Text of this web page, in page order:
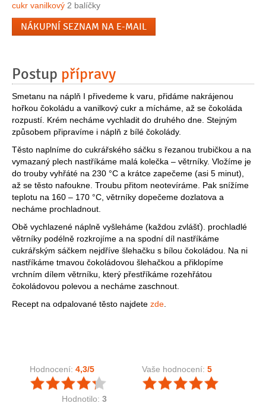
cukr vanilkový 2 balíčky
NÁKUPNÍ SEZNAM NA E-MAIL
Postup přípravy
Smetanu na náplň I přivedeme k varu, přidáme nakrájenou
hořkou čokoládu a vanilkový cukr a mícháme, až se čokoláda
rozpustí. Krém necháme vychladit do druhého dne. Stejným
způsobem připravíme i náplň z bílé čokolády.
Těsto naplníme do cukrářského sáčku s řezanou trubičkou a na
vymazaný plech nastříkáme malá kolečka – větrníky. Vložíme je
do trouby vyhřáté na 230 °C a krátce zapečeme (asi 5 minut),
až se těsto nafoukne. Troubu přitom neotevíráme. Pak snížíme
teplotu na 160 – 170 °C, větrníky dopečeme dozlatova a
necháme prochladnout.
Obě vychlazené náplně vyšleháme (každou zvlášť). prochladlé
větrníky podélně rozkrojíme a na spodní díl nastříkáme
cukrářským sáčkem nejdříve šlehačku s bílou čokoládou. Na ni
nastříkáme tmavou čokoládovou šlehačkou a přiklopíme
vrchním dílem větrníku, který přestříkáme rozehřátou
čokoládovou polevou a necháme zaschnout.
Recept na odpalované těsto najdete zde.
Hodnocení: 4,3/5
Hodnotilo: 3
Vaše hodnocení: 5